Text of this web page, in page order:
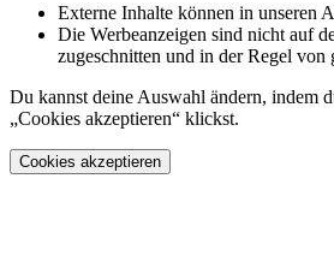
Externe Inhalte können in unseren
Die Werbeanzeigen sind nicht auf
zugeschnitten und in der Regel von
Du kannst deine Auswahl ändern, indem
„Cookies akzeptieren“ klickst.
Cookies akzeptieren